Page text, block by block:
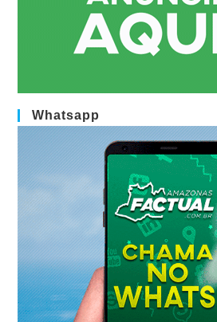
Whatsapp